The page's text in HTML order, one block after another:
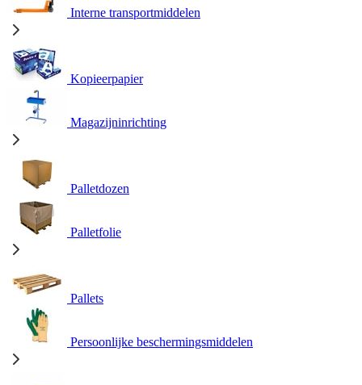
Interne transportmiddelen
Kopieerpapier
Magazijninrichting
Palletdozen
Palletfolie
Pallets
Persoonlijke beschermingsmiddelen